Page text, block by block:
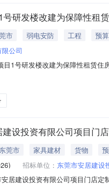
研发楼改建为保障性租
市 弱电安防 工程
预
公司
目1号研发楼改建为保障性租赁
内容项目名称：嘉安达环保科
识系统制
设投资有限公司项目门
莞市 家具建材 货物
招标单位： 东莞市安居建设
居建设投资有限公司项目门店